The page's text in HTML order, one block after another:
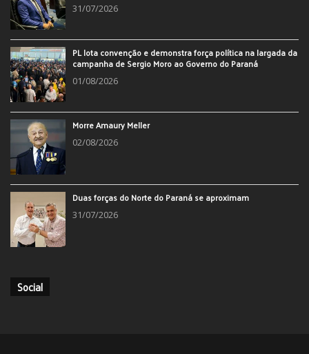
31/07/2026
PL lota convenção e demonstra força política na largada da
campanha de Sergio Moro ao Governo do Paraná
01/08/2026
Morre Amaury Meller
02/08/2026
Duas forças do Norte do Paraná se aproximam
31/07/2026
Social